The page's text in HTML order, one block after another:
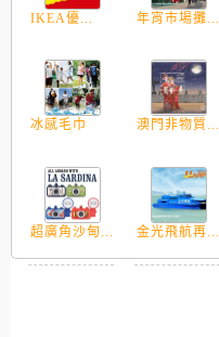
IKEA優... 年宵市場攤...
冰感毛巾 澳門非物質...
超廣角沙甸... 金光飛航再...